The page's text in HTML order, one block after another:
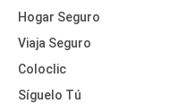
Hogar Seguro
Viaja Seguro
Coloclic
Síguelo Tú